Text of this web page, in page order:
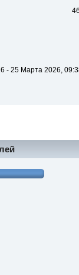
- 25 Марта 2026,